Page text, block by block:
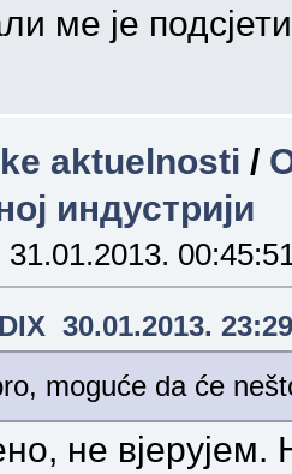
ме је
aktuelnosti /
индустрији
31.01.2013.
30.01.2013.
moguće da će
не